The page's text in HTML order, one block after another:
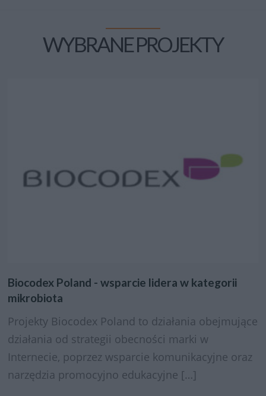
WYBRANE PROJEKTY
Biocodex Poland - wsparcie lidera w kategorii
mikrobiota
Projekty Biocodex Poland to działania obejmujące
działania od strategii obecności marki w
Internecie, poprzez wsparcie komunikacyjne oraz
narzędzia promocyjno edukacyjne […]